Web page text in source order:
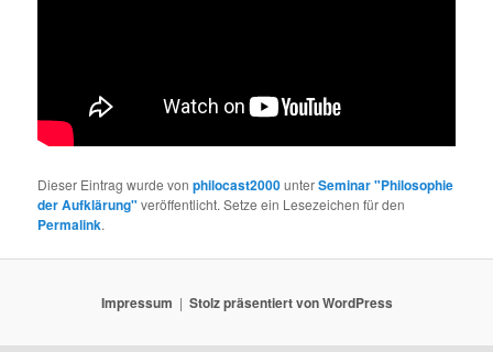
Dieser Eintrag wurde vonphilocast2000unterSeminar "Philosophie
der Aufklärung" veröffentlicht. Setze ein Lesezeichen für den
Permalink.
Impressum Stolz präsentiert von WordPress